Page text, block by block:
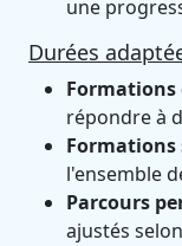
une
Durées
Formations
répondre à
l'ensemble
Parcours
ajustés